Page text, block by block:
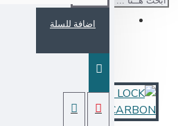
اضافة للسلة